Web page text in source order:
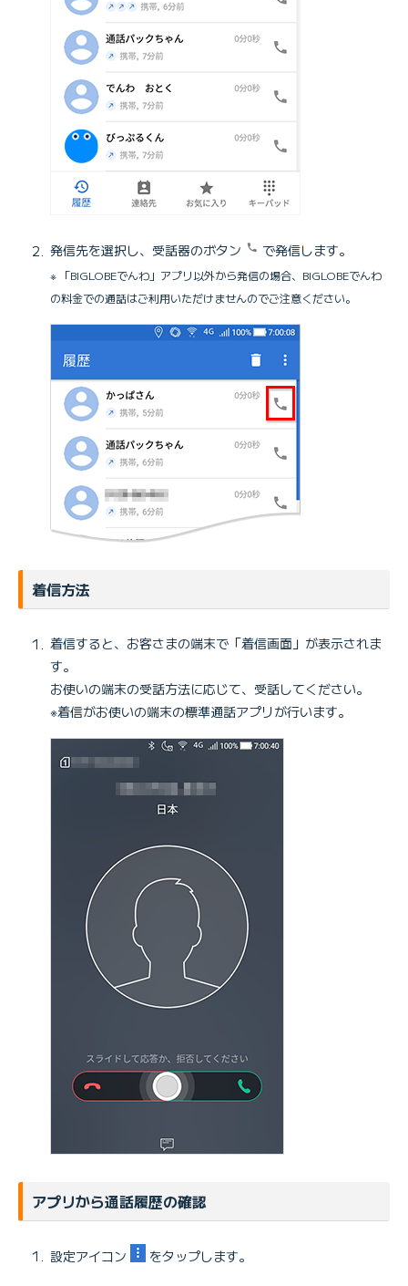
発信先を選択し、受話器のボタン で発信します。
※ 「BIGLOBEでんわ」アプリ以外から発信の場合、BIGLOBEでんわ
の料金での通話はご利用いただけませんのでご注意ください。
着信方法
着信すると、お客さまの端末で「着信画面」が表示されま
す。
お使いの端末の受話方法に応じて、受話してください。
※着信がお使いの端末の標準通話アプリが行います。
アプリから通話履歴の確認
設定アイコン をタップします。